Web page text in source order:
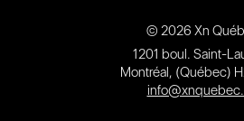
© 2026 Xn
1201 boul. Saint-
Montréal, (Québec)